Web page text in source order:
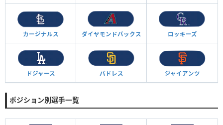
カージナルス ダイヤモンドバックス ロッキーズ
ドジャース パドレス ジャイアンツ
ポジション別選手一覧